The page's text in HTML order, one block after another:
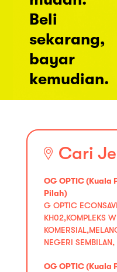
Beli
sekarang,
bayar
kemudian.
Cari
OG OPTIC (Kuala
Pilah)
G OPTIC
KH02,KOMPLEKS
NEGERI
OG OPTIC